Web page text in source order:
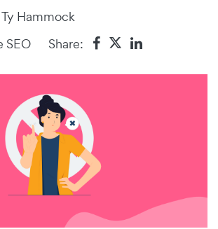
Ty Hammock
SEO Share: